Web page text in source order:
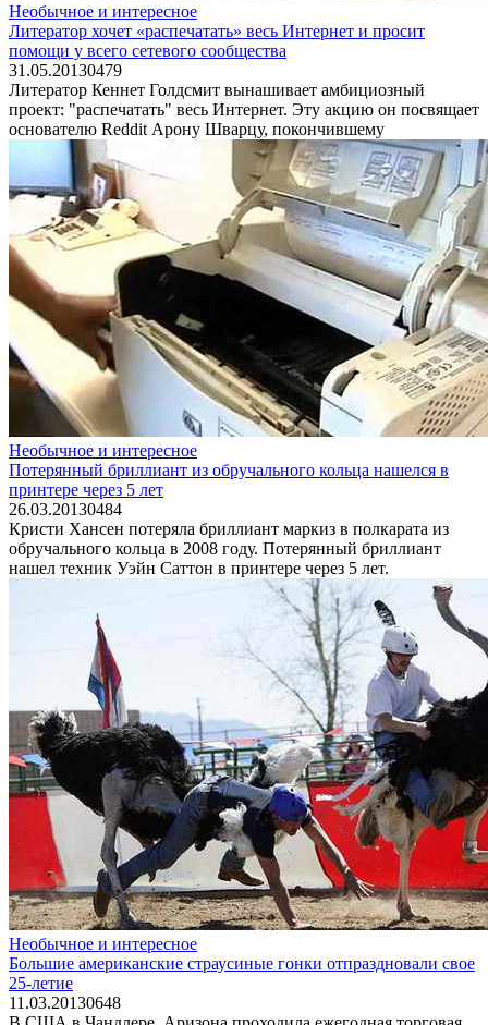
Необычное и интересное
Литератор хочет «распечатать» весь Интернет и просит
помощи у всего сетевого сообщества
31.05.20130479
Литератор Кеннет Голдсмит вынашивает амбициозный
проект: "распечатать" весь Интернет. Эту акцию он посвящает
основателю Reddit Арону Шварцу, покончившему
Необычное и интересное
Потерянный бриллиант из обручального кольца нашелся в
принтере через 5 лет
26.03.20130484
Кристи Хансен потеряла бриллиант маркиз в полкарата из
обручального кольца в 2008 году. Потерянный бриллиант
нашел техник Уэйн Саттон в принтере через 5 лет.
Необычное и интересное
Большие американские страусиные гонки отпраздновали свое
25-летие
11.03.20130648